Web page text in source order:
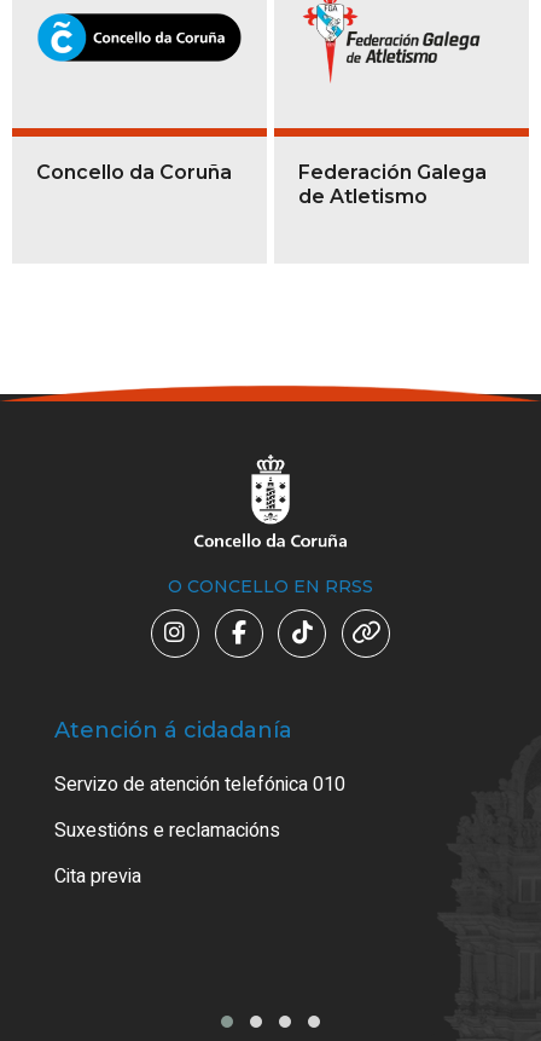
Concello da Coruña
Federación Galega
de Atletismo
O CONCELLO EN RRSS
Atención á cidadanía
Servizo de atención telefónica 010
Suxestións e reclamacións
Cita previa